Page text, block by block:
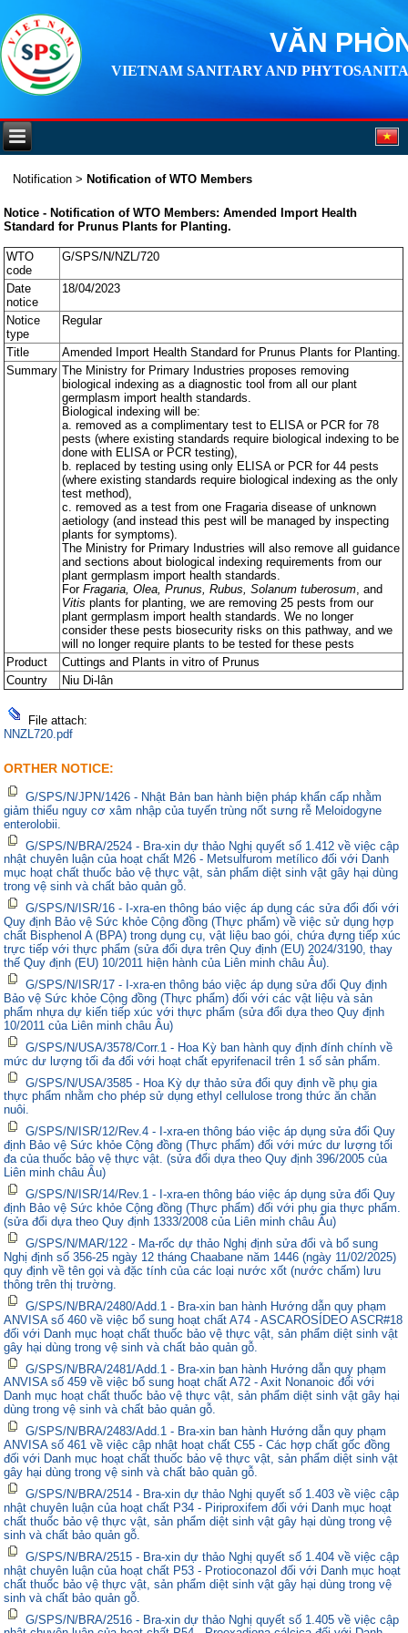
VĂN
VIETNAM SANITARY AND
Notification > Notification of WTO Members
Notice - Notification of WTO Members: Amended Import Health
Standard for Prunus Plants for Planting.
WTO
code
G/SPS/N/NZL/720
Date
notice
18/04/2023
Notice
type
Regular
Title
Amended Import Health Standard for Prunus Plants for Planting.
Summary The Ministry for Primary Industries proposes removing
biological indexing as a diagnostic tool from all our plant
germplasm import health standards.
Biological indexing will be:
a. removed as a complimentary test to ELISA or PCR for 78
pests (where existing standards require biological indexing to be
done with ELISA or PCR testing),
b. replaced by testing using only ELISA or PCR for 44 pests
(where existing standards require biological indexing as the only
test method),
c. removed as a test from one Fragaria disease of unknown
aetiology (and instead this pest will be managed by inspecting
plants for symptoms).
The Ministry for Primary Industries will also remove all guidance
and sections about biological indexing requirements from our
plant germplasm import health standards.
ForFragaria, Olea, Prunus, Rubus, Solanum tuberosum , and
Vitis plants for planting, we are removing 25 pests from our
plant germplasm import health standards. We no longer
consider these pests biosecurity risks on this pathway, and we
will no longer require plants to be tested for these pests
Product
Cuttings and Plants in vitro of Prunus
Country
Niu Di-lân
File attach:
NNZL720.pdf
ORTHER NOTICE:
G/SPS/N/JPN/1426 - Nhật Bản ban hành biện pháp khẩn cấp nhằm
giảm thiểu nguy cơ xâm nhập của tuyến trùng nốt sưng rễ Meloidogyne
enterolobii.
G/SPS/N/BRA/2524 - Bra-xin dự thảo Nghị quyết số 1.412 về việc cập
nhật chuyên luận của hoạt chất M26 - Metsulfurom metílico đối với Danh
mục hoạt chất thuốc bảo vệ thực vật, sản phẩm diệt sinh vật gây hại dùng
trong vệ sinh và chất bảo quản gỗ.
G/SPS/N/ISR/16 - I-xra-en thông báo việc áp dụng các sửa đổi đối với
Quy định Bảo vệ Sức khỏe Cộng đồng (Thực phẩm) về việc sử dụng hợp
chất Bisphenol A (BPA) trong dụng cụ, vật liệu bao gói, chứa đựng tiếp xúc
trực tiếp với thực phẩm (sửa đổi dựa trên Quy định (EU) 2024/3190, thay
thế Quy định (EU) 10/2011 hiện hành của Liên minh châu Âu).
G/SPS/N/ISR/17 - I-xra-en thông báo việc áp dụng sửa đổi Quy định
Bảo vệ Sức khỏe Cộng đồng (Thực phẩm) đối với các vật liệu và sản
phẩm nhựa dự kiến tiếp xúc với thực phẩm (sửa đổi dựa theo Quy định
10/2011 của Liên minh châu Âu)
G/SPS/N/USA/3578/Corr.1 - Hoa Kỳ ban hành quy định đính chính về
mức dư lượng tối đa đối với hoạt chất epyrifenacil trên 1 số sản phẩm.
G/SPS/N/USA/3585 - Hoa Kỳ dự thảo sửa đổi quy định về phụ gia
thực phẩm nhằm cho phép sử dụng ethyl cellulose trong thức ăn chăn
nuôi.
G/SPS/N/ISR/12/Rev.4 - I-xra-en thông báo việc áp dụng sửa đổi Quy
định Bảo vệ Sức khỏe Cộng đồng (Thực phẩm) đối với mức dư lượng tối
đa của thuốc bảo vệ thực vật. (sửa đổi dựa theo Quy định 396/2005 của
Liên minh châu Âu)
G/SPS/N/ISR/14/Rev.1 - I-xra-en thông báo việc áp dụng sửa đổi Quy
định Bảo vệ Sức khỏe Cộng đồng (Thực phẩm) đối với phụ gia thực phẩm.
(sửa đổi dựa theo Quy định 1333/2008 của Liên minh châu Âu)
G/SPS/N/MAR/122 - Ma-rốc dự thảo Nghị định sửa đổi và bổ sung
Nghị định số 356-25 ngày 12 tháng Chaabane năm 1446 (ngày 11/02/2025)
quy định về tên gọi và đặc tính của các loại nước xốt (nước chấm) lưu
thông trên thị trường.
G/SPS/N/BRA/2480/Add.1 - Bra-xin ban hành Hướng dẫn quy phạm
ANVISA số 460 về việc bổ sung hoạt chất A74 - ASCAROSÍDEO ASCR#18
đối với Danh mục hoạt chất thuốc bảo vệ thực vật, sản phẩm diệt sinh vật
gây hại dùng trong vệ sinh và chất bảo quản gỗ.
G/SPS/N/BRA/2481/Add.1 - Bra-xin ban hành Hướng dẫn quy phạm
ANVISA số 459 về việc bổ sung hoạt chất A72 - Axit Nonanoic đối với
Danh mục hoạt chất thuốc bảo vệ thực vật, sản phẩm diệt sinh vật gây hại
dùng trong vệ sinh và chất bảo quản gỗ.
G/SPS/N/BRA/2483/Add.1 - Bra-xin ban hành Hướng dẫn quy phạm
ANVISA số 461 về việc cập nhật hoạt chất C55 - Các hợp chất gốc đồng
đối với Danh mục hoạt chất thuốc bảo vệ thực vật, sản phẩm diệt sinh vật
gây hại dùng trong vệ sinh và chất bảo quản gỗ.
G/SPS/N/BRA/2514 - Bra-xin dự thảo Nghị quyết số 1.403 về việc cập
nhật chuyên luận của hoạt chất P34 - Piriproxifem đối với Danh mục hoạt
chất thuốc bảo vệ thực vật, sản phẩm diệt sinh vật gây hại dùng trong vệ
sinh và chất bảo quản gỗ.
G/SPS/N/BRA/2515 - Bra-xin dự thảo Nghị quyết số 1.404 về việc cập
nhật chuyên luận của hoạt chất P53 - Protioconazol đối với Danh mục hoạt
chất thuốc bảo vệ thực vật, sản phẩm diệt sinh vật gây hại dùng trong vệ
sinh và chất bảo quản gỗ.
G/SPS/N/BRA/2516 - Bra-xin dự thảo Nghị quyết số 1.405 về việc cập